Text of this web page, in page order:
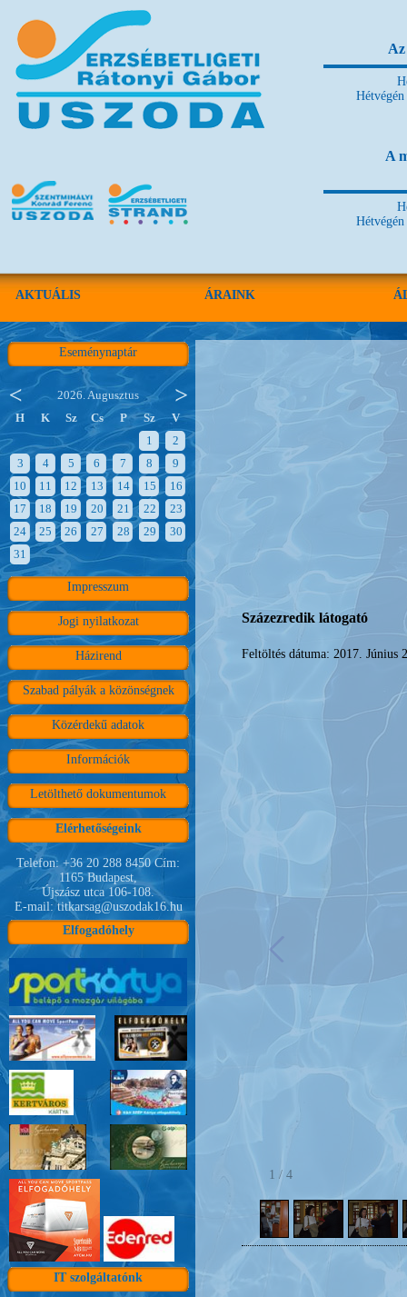
A
AKTUÁLIS ÁRAINK
Eseménynaptár
2026. Augusztus
H
K Sz Cs P Sz
V
1
2
3
4 5 6 7 8
9
10
11 12 13 14 15
16
17
18 19 20 21 22
23
24
25 26 27 28 29
30
31
Impresszum
Jogi nyilatkozat
Házirend
Szabad pályák a közönségnek
Közérdekű adatok
Információk
Letölthető dokumentumok
Elérhetőségeink
Telefon: +36 20 288 8450 Cím:
1165 Budapest,
Újszász utca 106-108.
E-mail: titkarsag@uszodak16.hu
Elfogadóhely
IT szolgáltatónk
Százezredik látogató
Feltöltés dátuma: 2017. Június
1 / 4